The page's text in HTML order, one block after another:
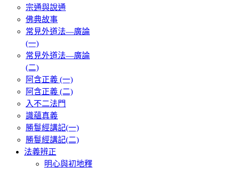
宗通與說通
佛典故事
常見外道法—廣論
(一)
常見外道法—廣論
(二)
阿含正義 (一)
阿含正義 (二)
入不二法門
識蘊真義
勝鬘經講記(一)
勝鬘經講記(二)
法義辨正
明心與初地釋